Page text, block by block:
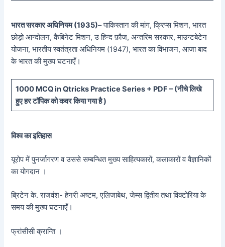
भारत सरकार अधिनियम (1935)– पाकिस्तान की मांग, क्रिप्स मिशन, भारत
छोड़ो आन्दोलन, कैबिनेट मिशन, उ हिन्द फ़ौज, अन्तरिम सरकार, माउन्टबेटेन
योजना, भारतीय स्वतंत्रता अधिनियम (1947), भारत का विभाजन, आजा बाद
के भारत की मुख्य घटनाएँ।
1000 MCQ in Qtricks Practice Series + PDF – (नीचेलिखे
हुएहर टॉपिक को कवर किया गया है )
विश्व का इतिहास
यूरोप में पुनर्जागरण व उससे सम्बन्धित मुख्य साहित्यकारों, कलाकारों व वैज्ञानिकों
का योगदान ।
ब्रिटेन के. राजवंश- हेनरी अष्टम, एलिजाबेथ, जेम्स द्वितीय तथा विक्टोरिया के
समय की मुख्य घटनाएँ।
फ्रांसीसी क्रान्ति ।